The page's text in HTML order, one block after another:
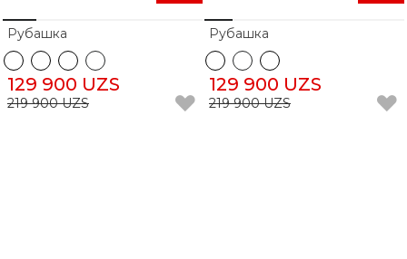
Рубашка
129 900 UZS
219 900 UZS
Рубашка
129 900 UZS
219 900 UZS